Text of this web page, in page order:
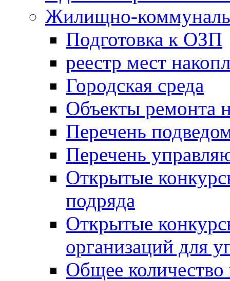
Жилищно-
Подготовка к ОЗП
реестр мест
Городская среда
Объекты ремонта
Перечень
Перечень
Открытые
подряда
Открытые
организаций для
Общее